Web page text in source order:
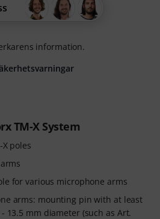
TM-X System
poles
for various microphone arms
arms: mounting pin with at least
13.5 mm diameter (such as Art.
information.